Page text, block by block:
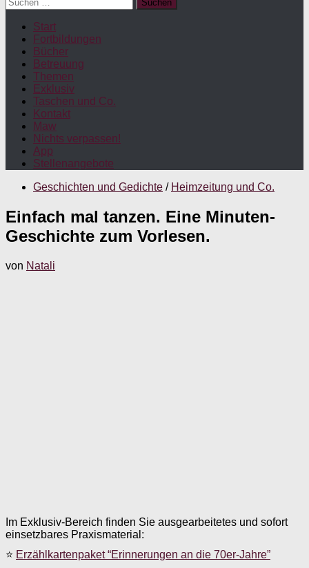
nach:
Start
Fortbildungen
Bücher
Betreuung
Themen
Exklusiv
Taschen und Co.
Kontakt
Maw
Nichts verpassen!
App
Stellenangebote
Geschichten und Gedichte / Heimzeitung und Co.
Einfach mal tanzen. Eine Minuten-
Geschichte zum Vorlesen.
von Natali
Im Exklusiv-Bereich finden Sie ausgearbeitetes und sofort
einsetzbares Praxismaterial:
⭐ Erzählkartenpaket “Erinnerungen an die 70er-Jahre”